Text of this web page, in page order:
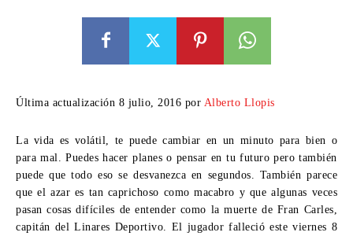
Última actualización 8 julio, 2016 por Alberto Llopis
La vida es volátil, te puede cambiar en un minuto para bien o
para mal. Puedes hacer planes o pensar en tu futuro pero también
puede que todo eso se desvanezca en segundos. También parece
que el azar es tan caprichoso como macabro y que algunas veces
pasan cosas difíciles de entender como la muerte de Fran Carles,
capitán del Linares Deportivo. El jugador falleció este viernes 8